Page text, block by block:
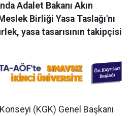
Adalet Bakanı Akın
Birliği Yasa Taslağı'nı
yasa tasarısının takipçisi
(KGK) Genel Başkanı